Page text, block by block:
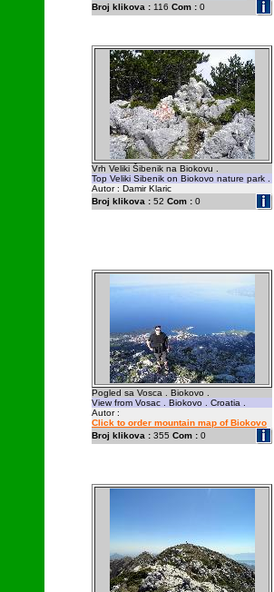
Broj klikova : 116 Com : 0
Vrh Veliki Šibenik na Biokovu .
Top Veliki Sibenik on Biokovo nature park .
Autor : Damir Klaric
Broj klikova : 52 Com : 0
Pogled sa Vosca . Biokovo .
View from Vosac . Biokovo . Croatia .
Autor :
Click to order mountain map of Biokovo
Broj klikova : 355 Com : 0